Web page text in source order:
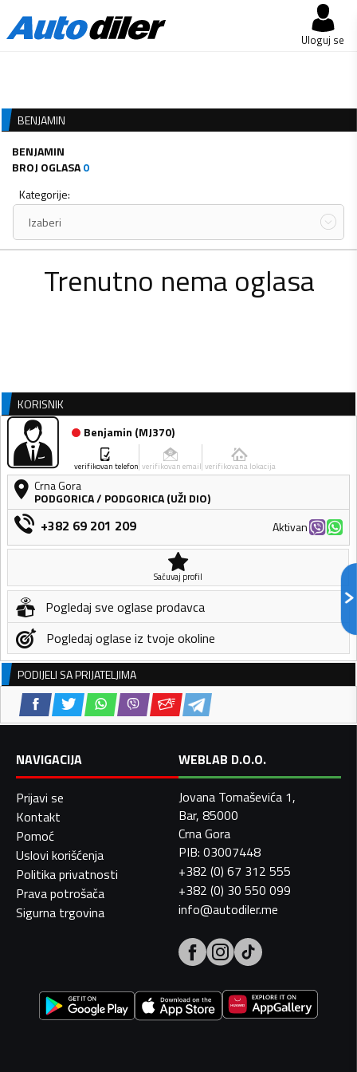
Uloguj se
BENJAMIN
BENJAMIN
BROJ OGLASA0
Kategorije:
Izaberi
Trenutno nema oglasa
KORISNIK
Benjamin (MJ370)
verifikovan telefon verifikovan email verifikovana lokacija
Crna Gora
PODGORICA/ PODGORICA (UŽI DIO)
+382 69 201 209 Aktivan
Sačuvaj profil
Pogledaj sve oglase prodavca
Pogledaj oglase iz tvoje okoline
PODIJELI SA PRIJATELJIMA
NAVIGACIJA
Prijavi se
Kontakt
Pomoć
Uslovi korišćenja
Politika privatnosti
Prava potrošača
Sigurna trgovina
WEBLAB D.O.O.
Jovana Tomaševića 1,
Bar, 85000
Crna Gora
PIB: 03007448
+382 (0) 67 312 555
+382 (0) 30 550 099
info@autodiler.me